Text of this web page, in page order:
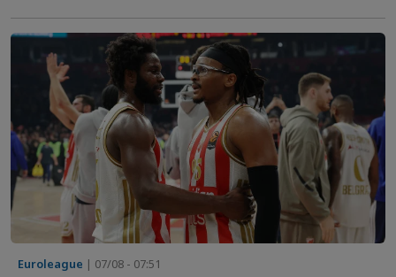
Euroleague | 07/08 - 07:51